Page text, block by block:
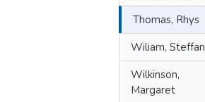
Thomas, Rhys
Wiliam, Steffan
Wilkinson,
Margaret